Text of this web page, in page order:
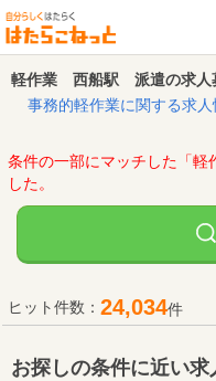
軽作業 西船駅 派遣の求人
事務的軽作業に関する求
条件の一部にマッチした「
した。
ヒット件数： 24,034件
お探しの条件に近い求